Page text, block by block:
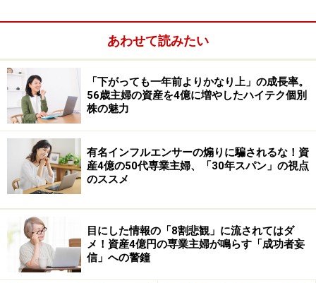
ビクターと原盤権 もう一つの理由
原盤権を誰が持つかについては、もうひとつ、「芸能界
のルール」が働いているとも言われています。芸能界は
会社対会社の関係のみならず、人と人の関係が強く、し
かも複雑な世界です。ある音楽業界関係者によると、
「業界内の人間関係の中で、原盤権者が決まっていくこ
ともある」ということです。
今回のビクターの大物アーティストの原盤権がどこにあ
ったのかなど、個々の契約関係はわかりませんが、コナ
ミが、ビクターの資産価値を未知数と判断したというこ
とは想像できます。
あわせて読みたい
「下がっても一年前よりかなり上」の成長率。
56歳主婦の資産を4億に増やしたハイテク個別
株の魅力
有名インフルエンサーの煽りに騙されるな！資
産4億の50代専業主婦、「30年スパン」の視点
のススメ
目にした情報の「8割悲観」に流されてはダ
メ！資産4億円の専業主婦が鳴らす「成功者妄
信」への警鐘